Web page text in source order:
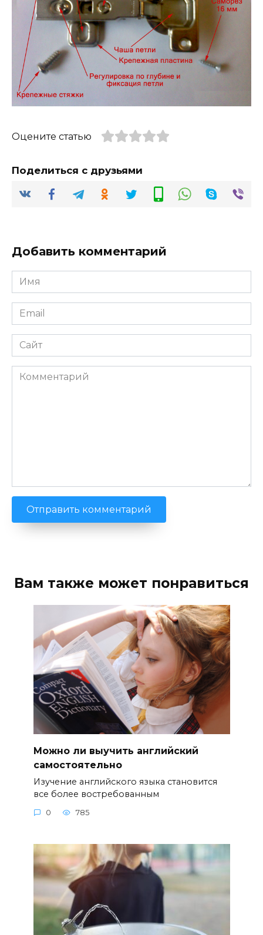
Оцените статью
Поделиться с друзьями
Добавить комментарий
Имя
*
Email
*
Сайт
Комментарий
Вам также может понравиться
Можно ли выучить английский
самостоятельно
Изучение английского языка становится
все более востребованным
0 785